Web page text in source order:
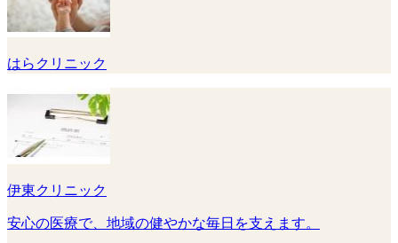
はらクリニック
伊東クリニック
安心の医療で、地域の健やかな毎日を支えます。